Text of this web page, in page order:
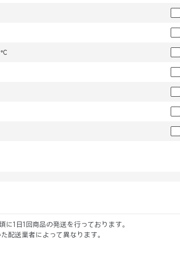
1日1回商品の発送を行っております。
配送業者によって異なります。